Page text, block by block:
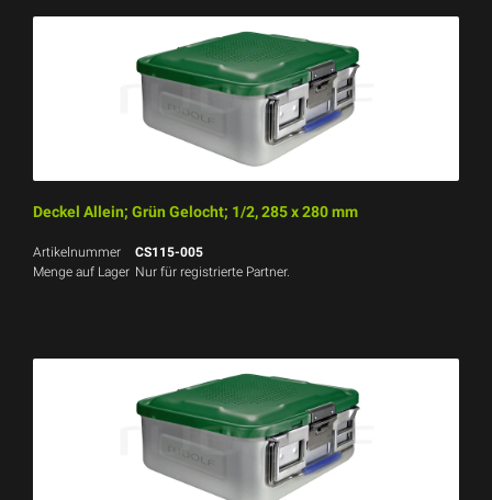
Deckel Allein; Grün Gelocht; 1/2, 285 x 280 mm
Artikelnummer
CS115-005
Menge auf Lager Nur für registrierte Partner.